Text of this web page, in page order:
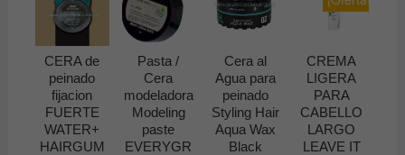
CERA de
peinado
fijacion
FUERTE
WATER+
HAIRGUM
Pasta /
Cera
modeladora
Modeling
paste
EVERYGR
Cera al
Agua para
peinado
Styling Hair
Aqua Wax
Black
CREMA
LIGERA
PARA
CABELLO
LARGO
LEAVE IT